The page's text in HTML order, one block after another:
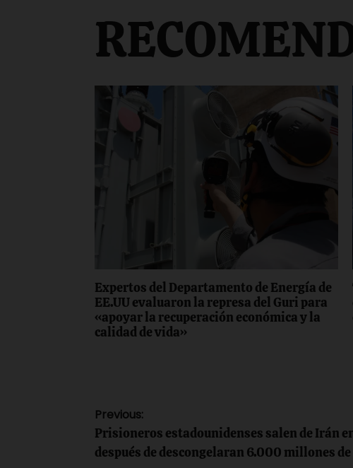
Expertos del Departamento de Energía de
EE.UU evaluaron la represa del Guri para
«apoyar la recuperación económica y la
calidad de vida»
Navegación
de
Previous:
Prisioneros estadounidenses salen de Irán
después de descongelaran 6.000 millones